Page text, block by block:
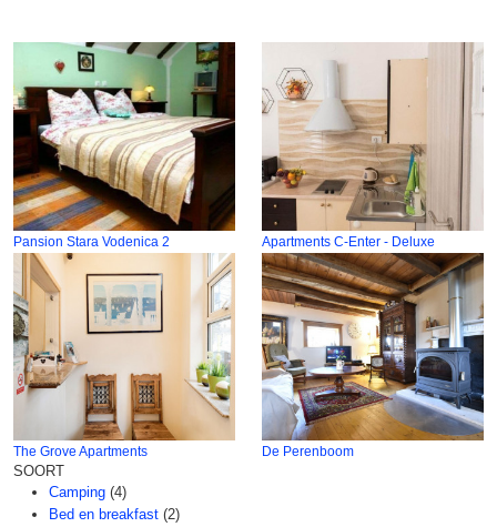
Pansion Stara Vodenica 2 Apartments C-Enter - Deluxe
The Grove Apartments De Perenboom
SOORT
Camping (4)
Bed en breakfast (2)